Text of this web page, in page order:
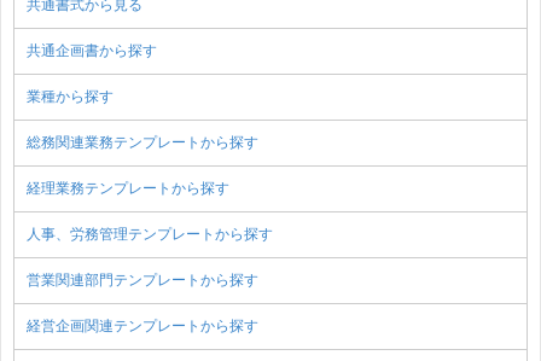
共通書式から見る
共通企画書から探す
業種から探す
総務関連業務テンプレートから探す
経理業務テンプレートから探す
人事、労務管理テンプレートから探す
営業関連部門テンプレートから探す
経営企画関連テンプレートから探す